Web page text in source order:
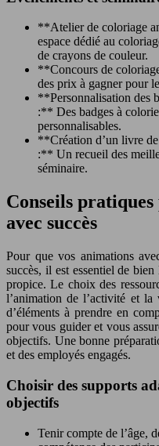
**Atelier de coloriage
espace dédié au
de crayons de couleur.
**Concours de
des prix à gagner pour
**Personnalisation des
:** Des badges à
personnalisables.
**Création d’un livre
:** Un recueil des
séminaire.
Conseils
avec succès
Pour que vos animations
succès, il est essentiel de
propice. Le choix des
l’animation de l’activité et la
d’éléments à prendre en
pour vous guider et vous
objectifs. Une bonne
et des employés engagés.
Choisir des supports
objectifs
Tenir compte de l’âge,